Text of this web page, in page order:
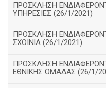
ΠΡΟΣΚΛΗΣΗ
ΥΠΗΡΕΣΙΕΣ (26/1/2021)
ΠΡΟΣΚΛΗΣΗ
ΣΧΟΙΝΙΑ (26/1/2021)
ΠΡΟΣΚΛΗΣΗ
ΕΘΝΙΚΗΣ ΟΜΑΔΑΣ (26/1/